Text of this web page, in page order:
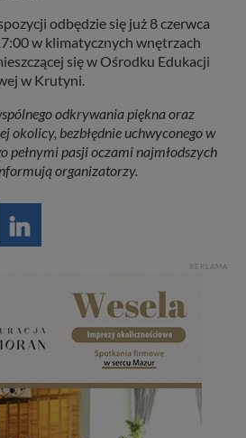
odbędzie się już 8 czerwca
w klimatycznych wnętrzach
się w Ośrodku Edukacji
w Krutyni.
odkrywania piękna oraz
okolicy, bezbłędnie uchwyconego w
pełnymi pasji oczami najmłodszych
organizatorzy.
REKLAMA